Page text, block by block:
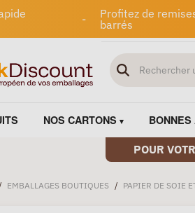
-
Profitez de
barrés
NOS CARTONS BONNES
POUR
/ EMBALLAGES BOUTIQUES / PAPIER DE SOIE